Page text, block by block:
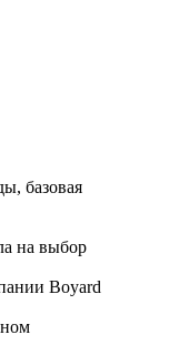
базовая
на выбор
Boyard